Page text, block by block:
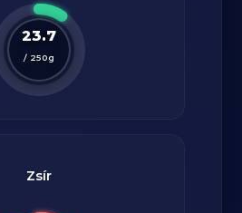
23.7
/ 250g
Zsír